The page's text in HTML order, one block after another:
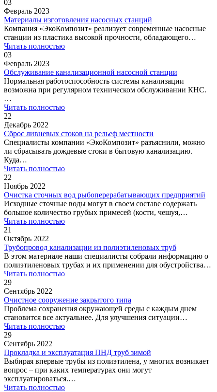
03
Февраль 2023
Материалы изготовления насосных станций
Компания «ЭкоКомпозит» реализует современные насосные
станции из пластика высокой прочности, обладающего…
Читать полностью
03
Февраль 2023
Обслуживание канализационной насосной станции
Нормальная работоспособность системы канализации
возможна при регулярном техническом обслуживании КНС.
…
Читать полностью
22
Декабрь 2022
Сброс ливневых стоков на рельеф местности
Специалисты компании «ЭкоКомпозит» разъяснили, можно
ли сбрасывать дождевые стоки в бытовую канализацию.
Куда…
Читать полностью
22
Ноябрь 2022
Очистка сточных вод рыбоперерабатывающих предприятий
Исходные сточные воды могут в своем составе содержать
большое количество грубых примесей (кости, чешуя,…
Читать полностью
21
Октябрь 2022
Трубопровод канализации из полиэтиленовых труб
В этом материале наши специалисты собрали информацию о
полиэтиленовых трубах и их применении для обустройства…
Читать полностью
29
Сентябрь 2022
Очистное сооружение закрытого типа
Проблема сохранения окружающей среды с каждым днем
становится все актуальнее. Для улучшения ситуации…
Читать полностью
29
Сентябрь 2022
Прокладка и эксплуатация ПНД труб зимой
Выбирая впервые трубы из полиэтилена, у многих возникает
вопрос – при каких температурах они могут
эксплуатироваться.…
Читать полностью